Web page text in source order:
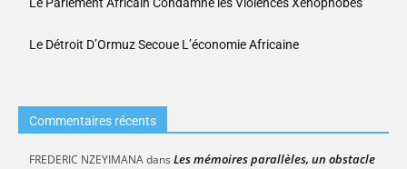
Le Parlement Africain Condamne les Violences Xénophobes
Le Détroit D’Ormuz Secoue L’économie Africaine
Commentaires récents
FREDERIC NZEYIMANAdans Les mémoires parallèles, un obstacle